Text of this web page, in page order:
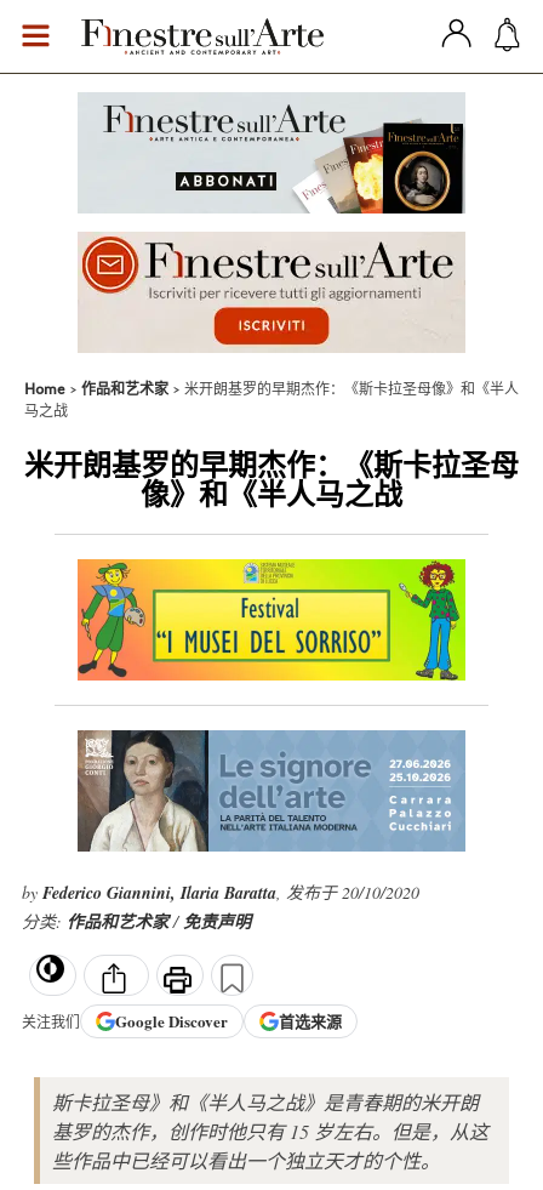
Home 作品和艺术家
米开朗基罗的早期杰作：《斯卡拉圣母像》和《半人
马之战
米开朗基罗的早期杰作：《斯卡拉圣母
像》和《半人马之战
by Federico Giannini, Ilaria Baratta, 发布于 20/10/2020
分类: 作品和艺术家/免责声明
关注我们 GoogleDiscover 首选来源
斯卡拉圣母》和《半人马之战》是青春期的米开朗
基罗的杰作，创作时他只有 15 岁左右。但是，从这
些作品中已经可以看出一个独立天才的个性。